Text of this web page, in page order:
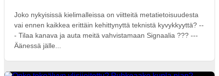
Joko nykyisissä kielimalleissa on viitteitä metatietoisuudesta
vai ennen kaikkea erittäin kehittynyttä teknistä kyvykkyyttä? --
- Tilaa kanava ja auta meitä vahvistamaan Signaalia ??? ---
Äänessä jälle...